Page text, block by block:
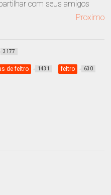
com seus amigos
Proximo
3177
de feltro 1431 feltro 630